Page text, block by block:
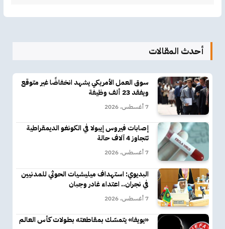
أحدث المقالات
سوق العمل الأمريكي يشهد انخفاضًا غير متوقع
ويفقد 23 ألف وظيفة
7 أغسطس، 2026
إصابات فيروس إيبولا في الكونغو الديمقراطية
تتجاوز 4 آلاف حالة
7 أغسطس، 2026
البديوي: استهداف ميليشيات الحوثي للمدنيين
في نجران.. اعتداء غادر وجبان
7 أغسطس، 2026
«يويفا» يتمسّك بمقاطعته بطولات كأس العالم